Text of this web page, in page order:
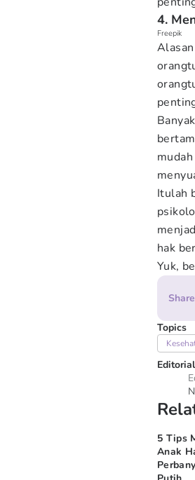
4.
Freepik
Itulah
hak
Yuk,
Topics
5 Tips
Anak